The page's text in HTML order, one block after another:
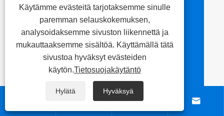
Yhteystiedot
 Osoite
NO.260, Xicheng Road,
Liangxin alue, Wuxin
kaupunki, Jiangsun
maakunta, Kiina
 
Käytämme evästeitä tarjotaksemme sinulle
paremman selauskokemuksen,
analysoidaksemme sivuston liikennettä ja
mukauttaaksemme sisältöä. Käyttämällä tätä
sivustoa hyväksyt evästeiden
käytön.Tietosuojakäytäntö
Hylätä Hyväksyä